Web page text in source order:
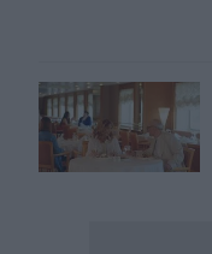
Με τη MINOAN